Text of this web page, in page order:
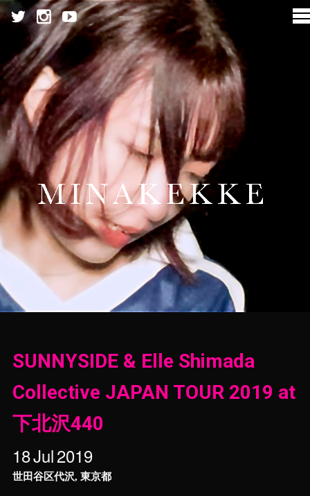
SUNNYSIDE & Elle Shimada
Collective JAPAN TOUR 2019 at
下北沢440
18Jul2019
世田谷区代沢, 東京都